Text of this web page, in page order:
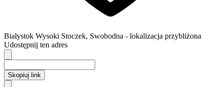
Białystok Wysoki Stoczek, Swobodna - lokalizacja przybliżona
Udostępnij ten adres
Skopiuj link